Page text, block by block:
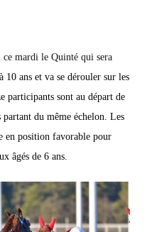
ce mardi le Quinté qui sera
10 ans et va se dérouler sur les
participants sont au départ de
partant du même échelon. Les
en position favorable pour
âgés de 6 ans.